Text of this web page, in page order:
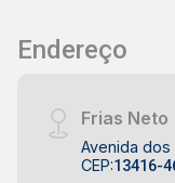
com
LOCALIZAÇÃO
condomínio no
- Fácil
Endereço
Frias Neto
Avenida
CEP:13416-